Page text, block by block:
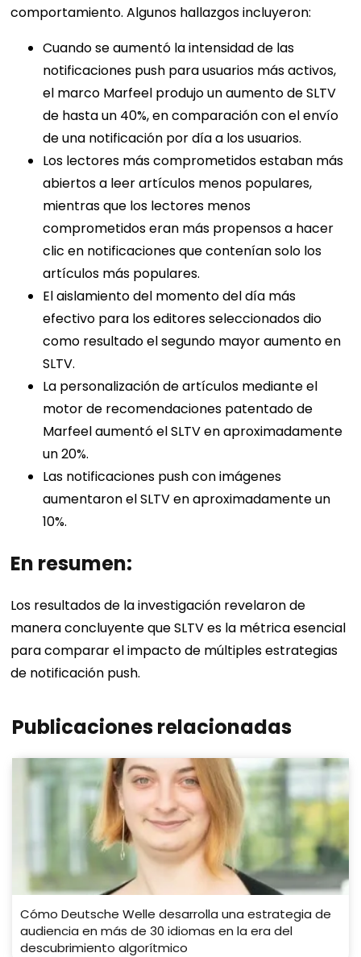
comportamiento. Algunos hallazgos incluyeron:
Cuando se aumentó la intensidad de las
notificaciones push para usuarios más activos,
el marco Marfeel produjo un aumento de SLTV
de hasta un 40%, en comparación con el envío
de una notificación por día a los usuarios.
Los lectores más comprometidos estaban más
abiertos a leer artículos menos populares,
mientras que los lectores menos
comprometidos eran más propensos a hacer
clic en notificaciones que contenían solo los
artículos más populares.
El aislamiento del momento del día más
efectivo para los editores seleccionados dio
como resultado el segundo mayor aumento en
SLTV.
La personalización de artículos mediante el
motor de recomendaciones patentado de
Marfeel aumentó el SLTV en aproximadamente
un 20%.
Las notificaciones push con imágenes
aumentaron el SLTV en aproximadamente un
10%.
En resumen:
Los resultados de la investigación revelaron de
manera concluyente que SLTV es la métrica esencial
para comparar el impacto de múltiples estrategias
de notificación push.
Publicaciones relacionadas
Cómo Deutsche Welle desarrolla una estrategia de
audiencia en más de 30 idiomas en la era del
descubrimiento algorítmico